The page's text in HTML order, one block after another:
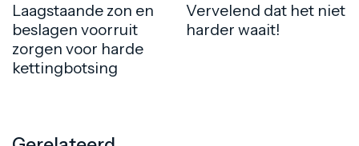
Laagstaande zon en
beslagen voorruit
zorgen voor harde
kettingbotsing
Vervelend dat het niet
harder waait!